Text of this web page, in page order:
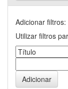
Adicionar filtros:
Utilizar filtros